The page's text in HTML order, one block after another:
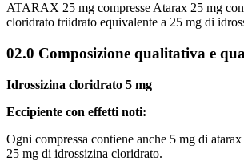
ATARAX 25 mg compresse Atarax 25 mg
cloridrato triidrato equivalente a 25 mg di
02.0 Composizione qualitativa e
Idrossizina cloridrato 5 mg
Eccipiente con effetti noti:
Ogni compressa contiene anche 5 mg di
25 mg di idrossizina cloridrato.